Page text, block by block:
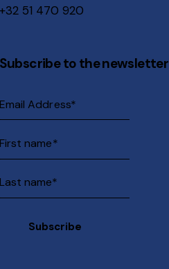
+32 51 470 920
Subscribe to the newsletter